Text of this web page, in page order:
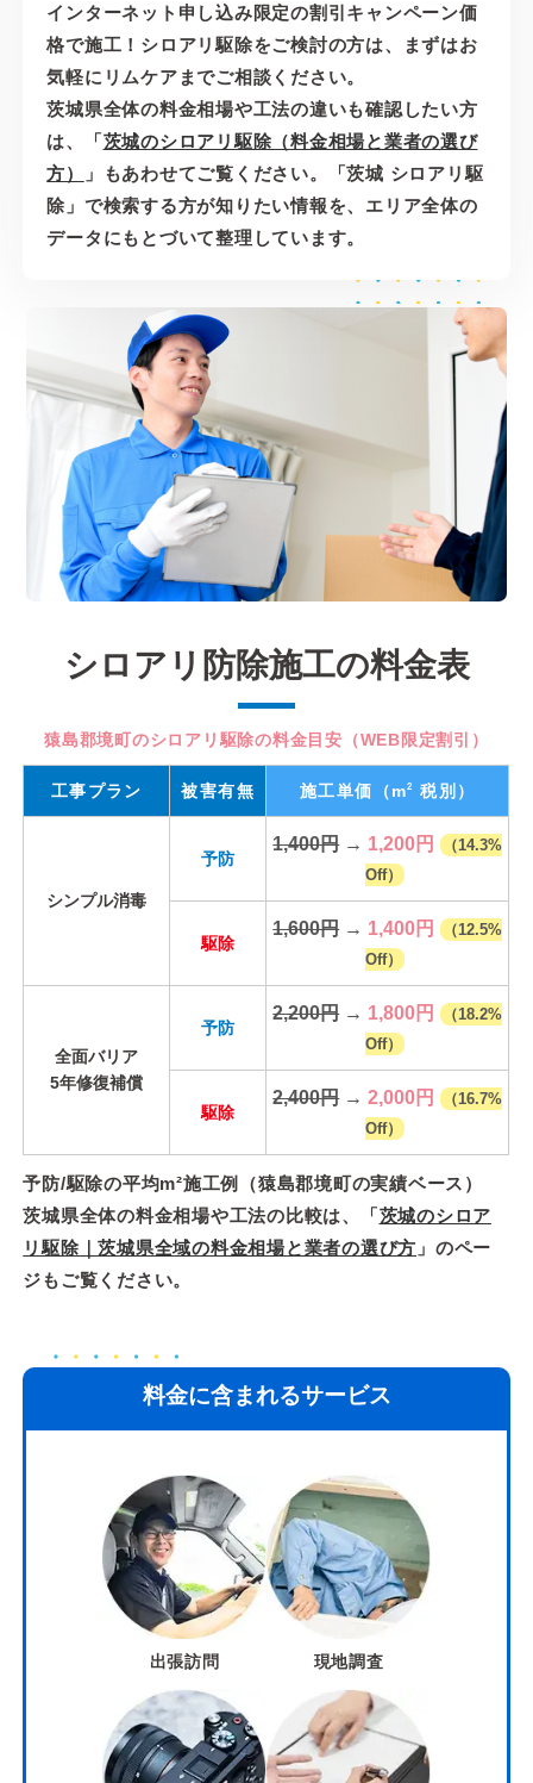
インターネット申し込み限定の割引キャンペーン価
格で施工！シロアリ駆除をご検討の方は、まずはお
気軽にリムケアまでご相談ください。
茨城県全体の料金相場や工法の違いも確認したい方
は、「茨城のシロアリ駆除（料金相場と業者の選び
方）
」もあわせてご覧ください。「茨城 シロアリ駆
除」で検索する方が知りたい情報を、エリア全体の
データにもとづいて整理しています。
シロアリ防除施工の料金表
猿島郡境町のシロアリ駆除の料金目安（WEB限定割引）
工事プラン 被害有無 施工単価 （m2 税別）
シンプル消毒
予防
1,400円→ 1,200円
（14.3%
Off）
駆除
1,600円→ 1,400円
（12.5%
Off）
全面バリア
5年修復補償
予防
2,200円→ 1,800円
（18.2%
Off）
駆除
2,400円→2,000円
（16.7%
Off）
予防/駆除の平均m²施工例（猿島郡境町の実績ベース）
茨城県全体の料金相場や工法の比較は、「茨城のシロア
リ駆除｜茨城県全域の料金相場と業者の選び方 」のペー
ジもご覧ください。
料金に含まれるサービス
出張訪問 現地調査